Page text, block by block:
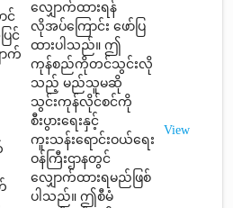
င်
ြင်
က်
လျှောက်ထားရန်
လိုအပ်ကြောင်း ဖော်ပြ
ထားပါသည်။ ဤ
ကုန်စည်ကိုတင်သွင်းလို
သည့် မည်သူမဆို
သွင်းကုန်လိုင်စင်ကို
စီးပွားရေးနှင့်
ကူးသန်းရောင်းဝယ်ရေး
ဝန်ကြီးဌာနတွင်
လျှောက်ထားရမည်ဖြစ်
ပါသည်။ ဤစီမံ
View